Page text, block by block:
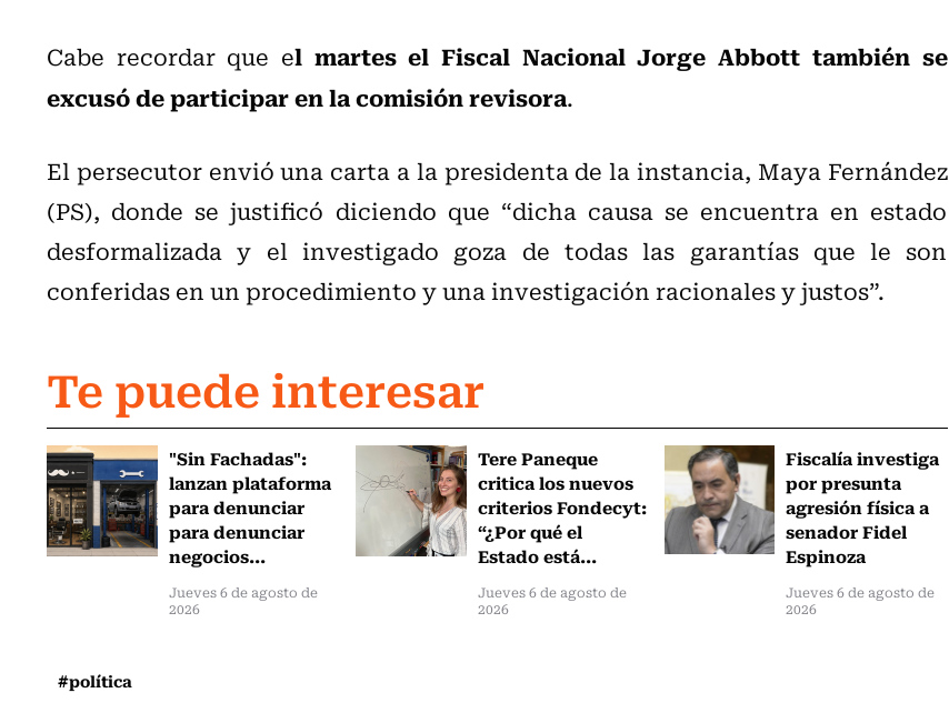
Cabe recordar que el martesel Fiscal Nacional Jorge Abbott también se
excusó de participar en la comisión revisora.
El persecutor envió una carta a la presidenta de la instancia, Maya Fernández
(PS), donde se justificó diciendo que “dicha causa se encuentra en estado
desformalizada y el investigado goza de todas las garantías que le son
conferidas en un procedimiento y una investigación racionales y justos”.
Te puede interesar
"Sin Fachadas":
lanzan plataforma
para denunciar
para denunciar
negocios...
Jueves 6 de agosto de
2026
Tere Paneque
critica los nuevos
criterios Fondecyt:
“¿Por qué el
Estado está...
Jueves 6 de agosto de
2026
Fiscalía investiga
por presunta
agresión física a
senador Fidel
Espinoza
Jueves 6 de agosto de
2026
#política